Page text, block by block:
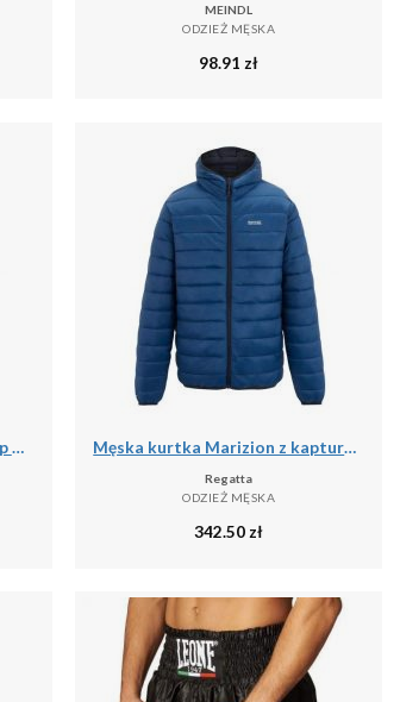
MEINDL
ODZIEŻ MĘSKA
98.91 zł
Bluza Adidas Sport Juve Tr Top Dorosłych Męska kurtka Marizion z kapturem
Regatta
ODZIEŻ MĘSKA
342.50zł